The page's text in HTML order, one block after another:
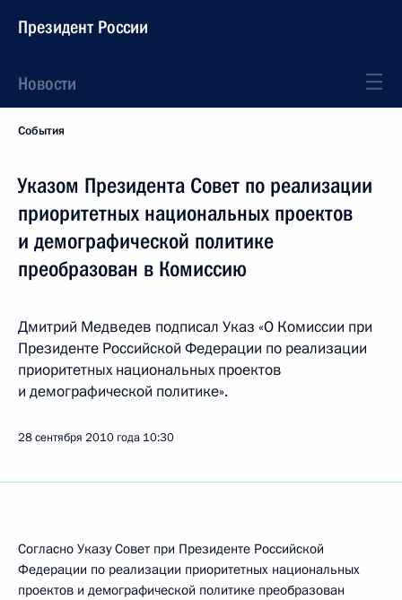
Президент России
Новости
События
Указом Президента Совет по реализации
приоритетных национальных проектов
и демографической политике
преобразован в Комиссию
Дмитрий Медведев подписал Указ «О Комиссии при
Президенте Российской Федерации по реализации
приоритетных национальных проектов
и демографической политике».
28 сентября 2010 года 10:30
Согласно Указу Совет при Президенте Российской
Федерации по реализации приоритетных национальных
проектов и демографической политике преобразован